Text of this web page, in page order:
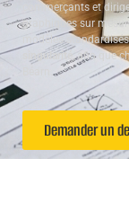
commerçants et
graphiques sur
modèles
singularité
, afin que
Demander un